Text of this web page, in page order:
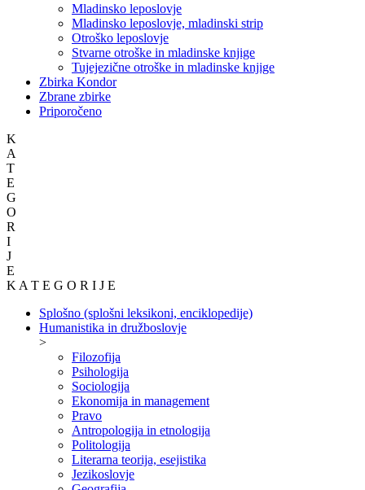
Mladinsko leposlovje
Mladinsko leposlovje, mladinski strip
Otroško leposlovje
Stvarne otroške in mladinske knjige
Tujejezične otroške in mladinske knjige
Zbirka Kondor
Zbrane zbirke
Priporočeno
K
A
T
E
G
O
R
I
J
E
K A T E G O R I J E
Splošno (splošni leksikoni, enciklopedije)
Humanistika in družboslovje
>
Filozofija
Psihologija
Sociologija
Ekonomija in management
Pravo
Antropologija in etnologija
Politologija
Literarna teorija, esejistika
Jezikoslovje